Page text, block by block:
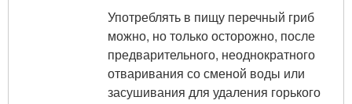
Употреблять в пищу перечный гриб
можно, но только осторожно, после
предварительного, неоднократного
отваривания со сменой воды или
засушивания для удаления горького